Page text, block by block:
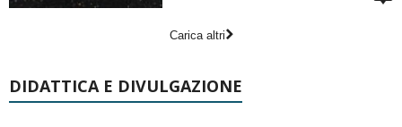
Carica altri
DIDATTICA E DIVULGAZIONE